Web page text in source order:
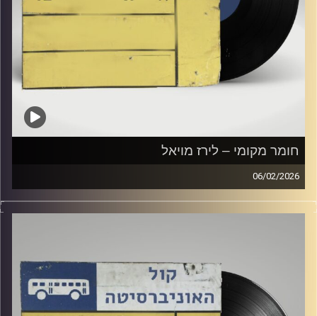
חומר מקומי – לירז מויאל
06/02/2026
שעה של מוזיקה ישראלית עם לירז מויאל